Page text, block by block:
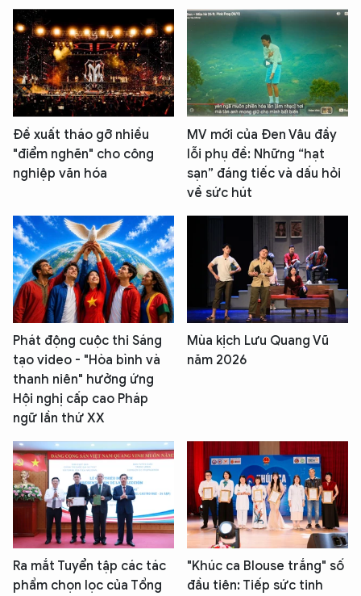
Đề xuất tháo gỡ nhiều
"điểm nghẽn" cho công
nghiệp văn hóa
MV mới của Đen Vâu đầy
lỗi phụ đề: Những “hạt
sạn” đáng tiếc và dấu hỏi
về sức hút
Phát động cuộc thi Sáng
tạo video - "Hòa bình và
thanh niên" hưởng ứng
Hội nghị cấp cao Pháp
ngữ lần thứ XX
Mùa kịch Lưu Quang Vũ
năm 2026
Ra mắt Tuyển tập các tác
phẩm chọn lọc của Tổng
"Khúc ca Blouse trắng" số
đầu tiên: Tiếp sức tinh